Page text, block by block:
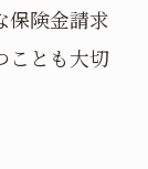
保険金請求
ことも大切